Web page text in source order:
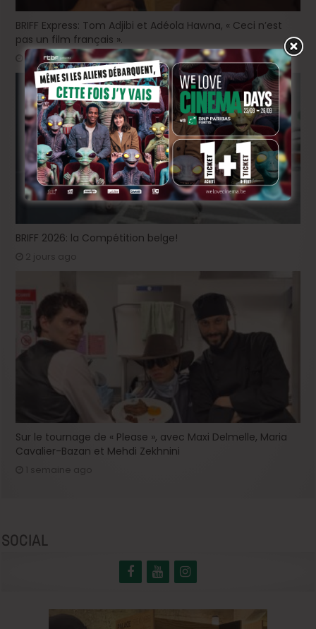
BRIFF Express: Tom Adjibi et Adéola Hawna, « Ceci n’est
pas un film français ».
9 heures ago
BRIFF 2026: la Compétition belge!
2 jours ago
Sur le tournage de « Please », avec Maxi Delmelle, Maria
Cavalier-Bazan et Mehdi Zekhnini
SOCIAL